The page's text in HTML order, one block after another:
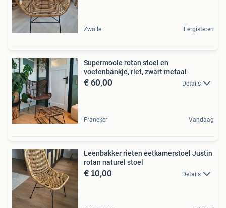
Zwolle Eergisteren
Supermooie rotan stoel en
voetenbankje, riet, zwart metaal
€ 60,00 Details
Franeker Vandaag
Leenbakker rieten eetkamerstoel Justin
rotan naturel stoel
€ 10,00 Details